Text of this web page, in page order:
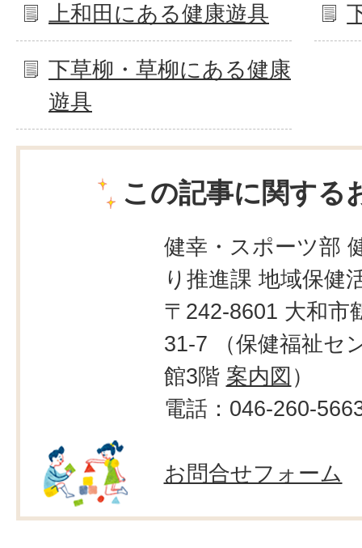
上和田にある健康遊具
下草柳・草柳にある健康
遊具
この記事に関する
健幸・スポーツ部
り推進課 地域保健
〒242-8601 大和市
31-7 （保健福祉セ
館3階 案内図 ）
電話：046-260-
お問合せフォーム